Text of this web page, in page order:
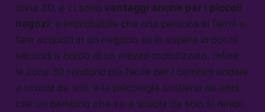
zona 30, e ci sonovantaggi anche per i piccoli
negozi: è improbabile che una persona si fermi a
fare acquisti in un negozio se lo supera in pochi
secondi a bordo di un mezzo motorizzato. Infine,
le zone 30 rendono più facile per i bambini andare
a scuola da soli, e la psicologia sostiene da anni
che un bambino che va a scuola da solo si rende